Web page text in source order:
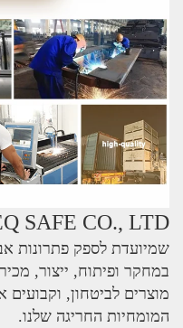
SAFE CO., LTD.
שמיועדת לספק פתרונות
במחקר ופיתוח, ייצור,
מוצרים לביטחון,
המומחיות החריגה שלנו.